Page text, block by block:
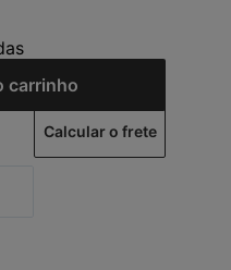
carrinho
Calcular o frete